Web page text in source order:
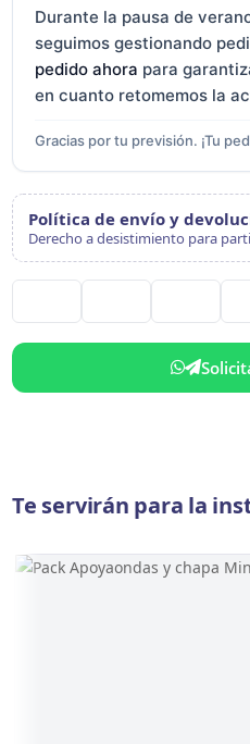
Durante la pausa de
seguimos gestionando
pedido ahora para
en cuanto retomemos la
Gracias por tu previsión. ¡Tu
Política de envío y
Derecho a desistimiento para
Te servirán para la